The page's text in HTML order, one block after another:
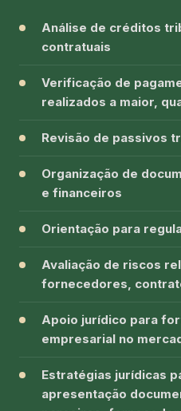
Análise de créditos
contratuais
Verificação de
realizados a maior,
Revisão de passivos
Organização de
e financeiros
Orientação para
Avaliação de riscos
fornecedores,
Apoio jurídico para
empresarial no
Estratégias jurídicas
apresentação